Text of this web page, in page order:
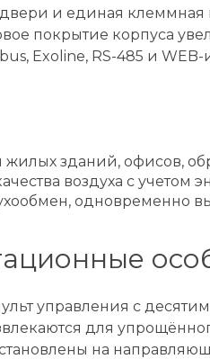
и единая клеммная
покрытие корпуса
Exoline, RS-485 и
зданий, офисов,
воздуха с учетом
одновременно
управления с
для
на